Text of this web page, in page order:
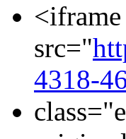
<iframe
src="
4318-